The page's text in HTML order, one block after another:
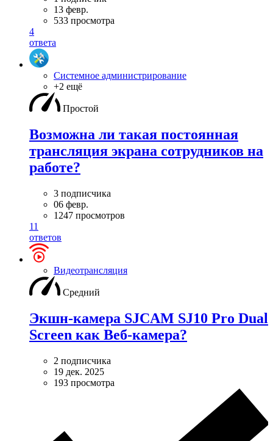
13 февр.
533 просмотра
4
ответа
Системное администрирование
+2 ещё
Простой
Возможна ли такая постоянная
трансляция экрана сотрудников на
работе?
3 подписчика
06 февр.
1247 просмотров
11
ответов
Видеотрансляция
Средний
Экшн-камера SJCAM SJ10 Pro Dual
Screen как Веб-камера?
2 подписчика
19 дек. 2025
193 просмотра